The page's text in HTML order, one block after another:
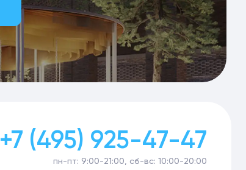
+7 (495) 925-47-47
пн-пт: 9:00-21:00, сб-вс: 10:00-20:00